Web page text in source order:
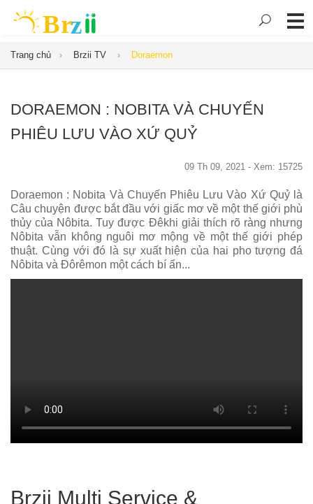
Trang chủ Brzii TV Doraemon
DORAEMON : NOBITA VÀ CHUYẾN
PHIÊU LƯU VÀO XỨ QUỶ
09 Th 09, 2021 - Xem: 15725
Doraemon : Nobita Và Chuyến Phiêu Lưu Vào Xứ Quỷ là
Câu chuyện được bắt đầu với giấc mơ về một thế giới phù
thủy của Nôbita. Tuy được Đêkhi giải thích rõ ràng nhưng
Nôbita vẫn không nguôi mơ mộng về một thế giới phép
thuật. Cùng với đó là sự xuất hiện của hai pho tượng đá
Nôbita và Đôrêmon một cách bí ẩn...
Brzii Multi Service &